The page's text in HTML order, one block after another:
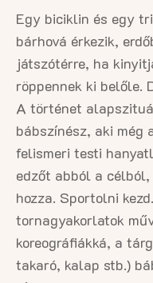
Egy biciklin és egy
bárhová érkezik,
játszótérre, ha
röppennek ki belőle.
A történet
bábszínész, aki még
felismeri testi
edzőt abból a
hozza. Sportolni
tornagyakorlatok
koreográfiákká, a
takaró, kalap stb.)